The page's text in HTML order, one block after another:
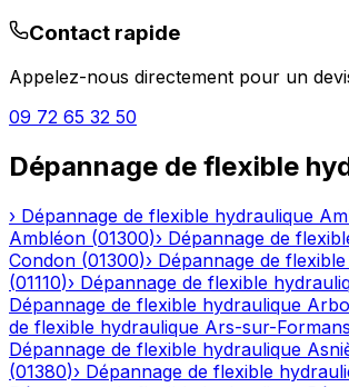
Contact rapide
Appelez-nous directement pour un
09 72 65 32 50
Dépannage de flexible
› Dépannage de flexible hydraulique
Ambléon (01300)› Dépannage de
Condon (01300)› Dépannage de
(01110)› Dépannage de flexible
Dépannage de flexible hydraulique
de flexible hydraulique Ars-sur-Formans
Dépannage de flexible hydraulique
(01380)› Dépannage de flexible